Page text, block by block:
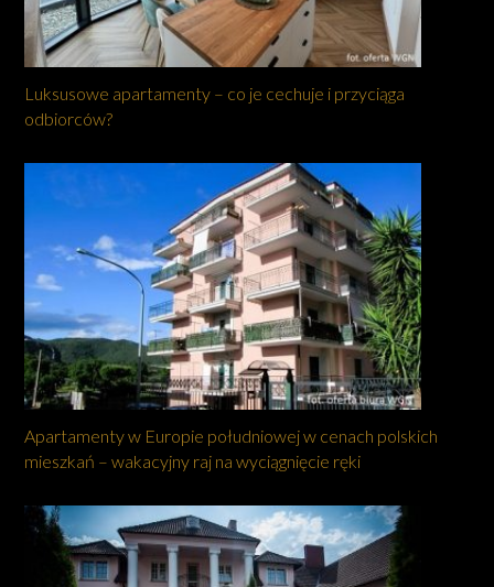
Luksusowe apartamenty – co je cechuje i przyciąga
odbiorców?
Apartamenty w Europie południowej w cenach polskich
mieszkań – wakacyjny raj na wyciągnięcie ręki